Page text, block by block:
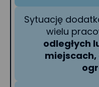
Sytuację
wielu
odległych